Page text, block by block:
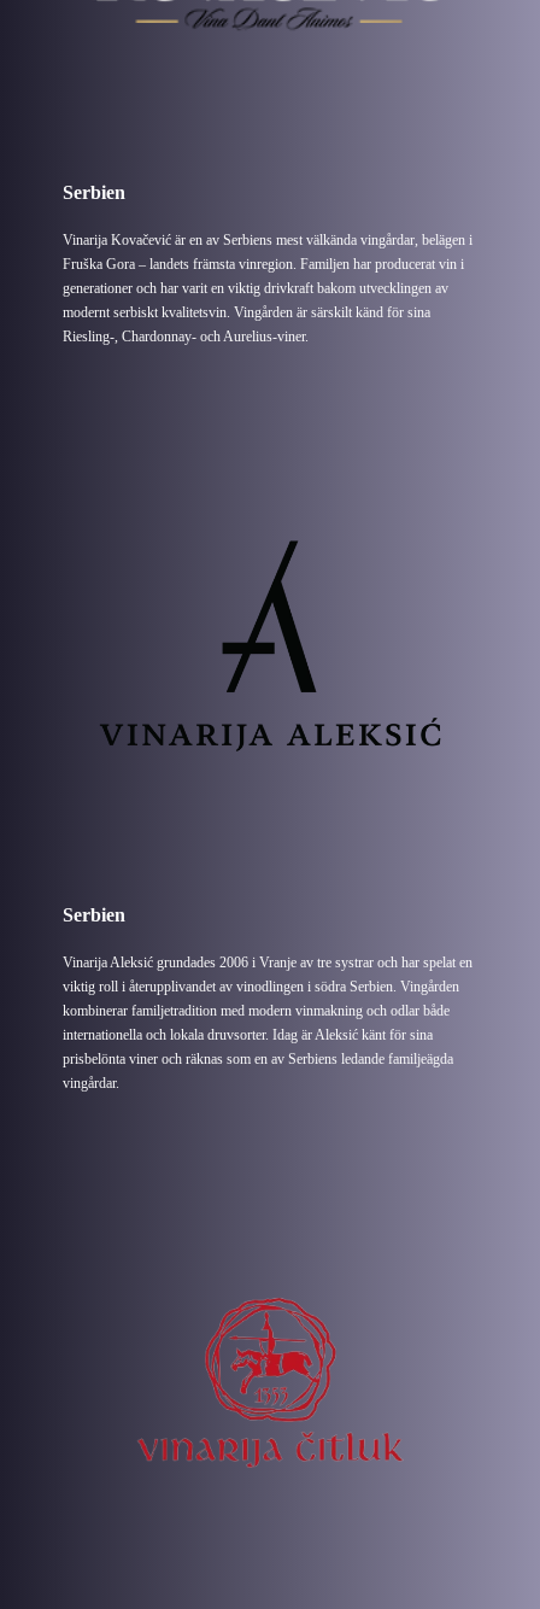
Serbien
Vinarija Kovačević är en av Serbiens mest välkända vingårdar, belägen i
Fruška Gora – landets främsta vinregion. Familjen har producerat vin i
generationer och har varit en viktig drivkraft bakom utvecklingen av
modernt serbiskt kvalitetsvin. Vingården är särskilt känd för sina
Riesling-, Chardonnay- och Aurelius-viner.
Serbien
Vinarija Aleksić grundades 2006 i Vranje av tre systrar och har spelat en
viktig roll i återupplivandet av vinodlingen i södra Serbien. Vingården
kombinerar familjetradition med modern vinmakning och odlar både
internationella och lokala druvsorter. Idag är Aleksić känt för sina
prisbelönta viner och räknas som en av Serbiens ledande familjeägda
vingårdar.